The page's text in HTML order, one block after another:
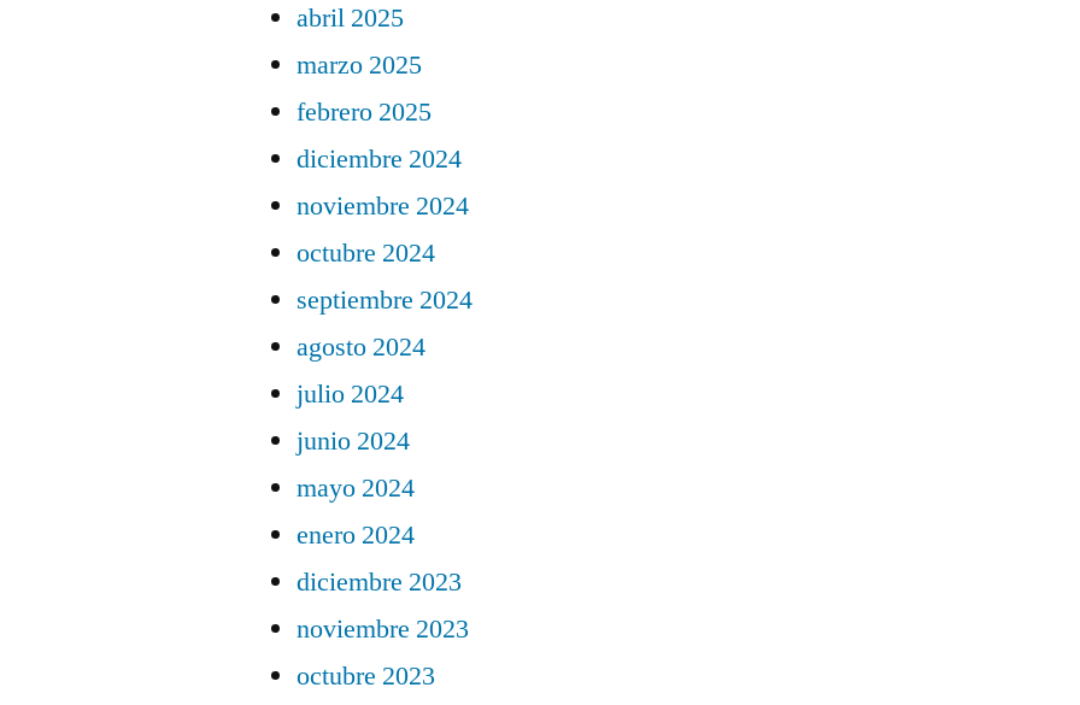
abril 2025
marzo 2025
febrero 2025
diciembre 2024
noviembre 2024
octubre 2024
septiembre 2024
agosto 2024
julio 2024
junio 2024
mayo 2024
enero 2024
diciembre 2023
noviembre 2023
octubre 2023